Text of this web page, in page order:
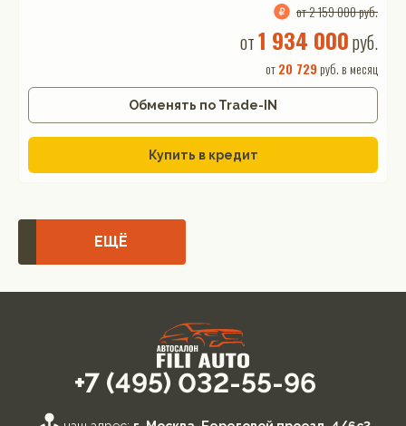
от 2 159 000 руб.
от1 934 000руб.
от20 729 руб. в месяц
Обменять по Trade-IN
Купить в кредит
ЕЩЁ
+7 (495) 032-55-96